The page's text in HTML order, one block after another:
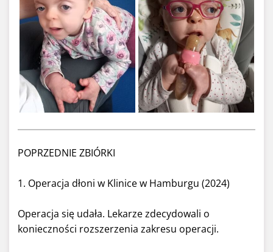
POPRZEDNIE ZBIÓRKI
1. Operacja dłoni w Klinice w Hamburgu (2024)
Operacja się udała. Lekarze zdecydowali o
konieczności rozszerzenia zakresu operacji.